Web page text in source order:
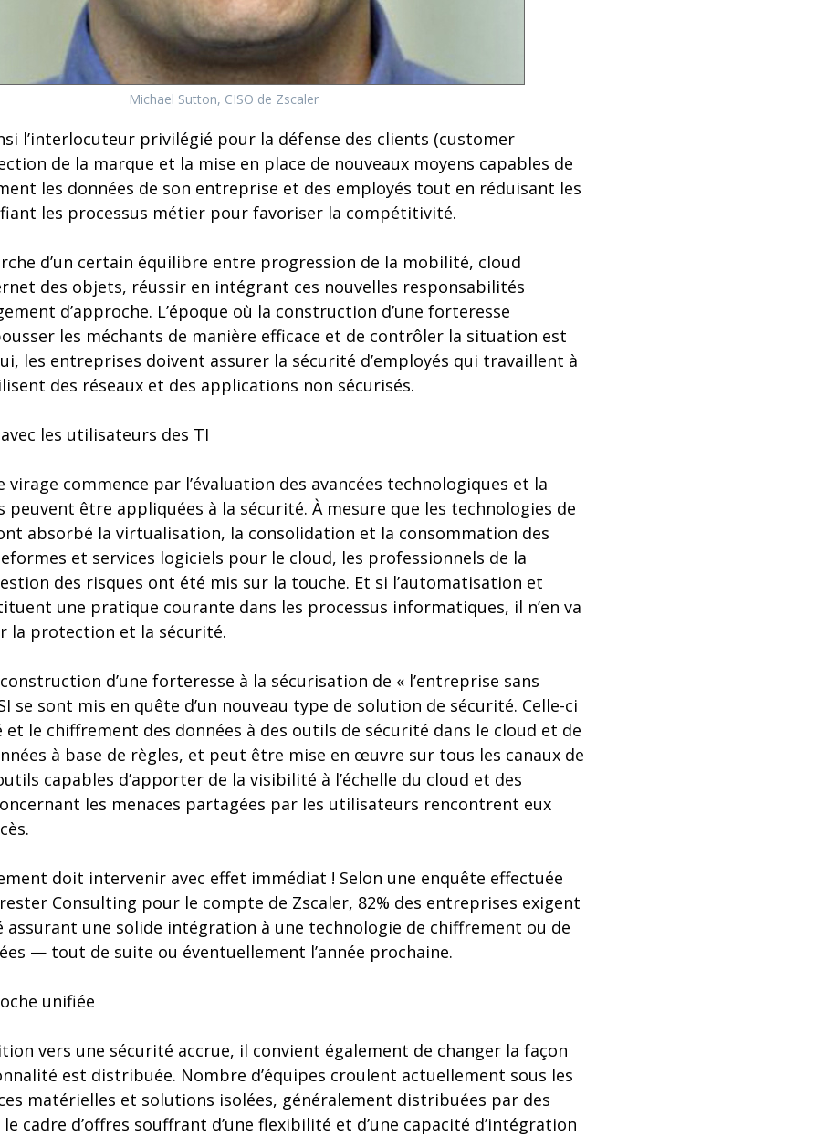
Michael Sutton, CISO de Zscaler
l’interlocuteur privilégié pour la défense des clients (customer
de la marque et la mise en place de nouveaux moyens capables de
les données de son entreprise et des employés tout en réduisant les
les processus métier pour favoriser la compétitivité.
d’un certain équilibre entre progression de la mobilité, cloud
des objets, réussir en intégrant ces nouvelles responsabilités
d’approche. L’époque où la construction d’une forteresse
les méchants de manière efficace et de contrôler la situation est
les entreprises doivent assurer la sécurité d’employés qui travaillent à
des réseaux et des applications non sécurisés.
les utilisateurs des TI
virage commence par l’évaluation des avancées technologiques et la
peuvent être appliquées à la sécurité. À mesure que les technologies de
absorbé la virtualisation, la consolidation et la consommation des
et services logiciels pour le cloud, les professionnels de la
des risques ont été mis sur la touche. Et si l’automatisation et
une pratique courante dans les processus informatiques, il n’en va
la protection et la sécurité.
d’une forteresse à la sécurisation de « l’entreprise sans
se sont mis en quête d’un nouveau type de solution de sécurité. Celle-ci
et le chiffrement des données à des outils de sécurité dans le cloud et de
à base de règles, et peut être mise en œuvre sur tous les canaux de
capables d’apporter de la visibilité à l’échelle du cloud et des
les menaces partagées par les utilisateurs rencontrent eux
doit intervenir avec effet immédiat ! Selon une enquête effectuée
Consulting pour le compte de Zscaler, 82% des entreprises exigent
une solide intégration à une technologie de chiffrement ou de
— tout de suite ou éventuellement l’année prochaine.
unifiée
vers une sécurité accrue, il convient également de changer la façon
est distribuée. Nombre d’équipes croulent actuellement sous les
matérielles et solutions isolées, généralement distribuées par des
cadre d’offres souffrant d’une flexibilité et d’une capacité d’intégration